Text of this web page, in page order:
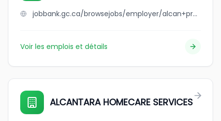
jobbank.gc.ca/browsejobs/employer/alcan+products+ltd/ca
Voir les emplois et détails
ALCANTARA HOMECARE SERVICES